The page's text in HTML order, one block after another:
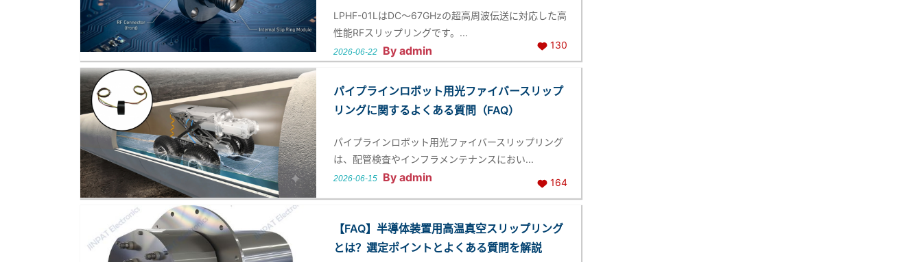
LPHF-01LはDC〜67GHzの超高周波伝送に対応した高
性能RFスリップリングです。...
2026-06-22 By admin 130
パイプラインロボット用光ファイバースリップ
リングに関するよくある質問（FAQ）
パイプラインロボット用光ファイバースリップリング
は、配管検査やインフラメンテナンスにおい...
2026-06-15 By admin 164
【FAQ】半導体装置用高温真空スリップリング
とは？選定ポイントとよくある質問を解説